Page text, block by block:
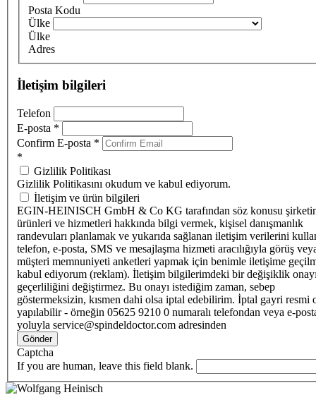
Posta Kodu
Ülke
Ülke
Adres
İletişim bilgileri
Telefon
E-posta *
Confirm E-posta *
*
Gizlilik Politikası
Gizlilik Politikasını okudum ve kabul ediyorum.
İletişim ve ürün bilgileri
EGIN-HEINISCH GmbH & Co KG tarafından söz konusu
ürünleri ve hizmetleri hakkında bilgi vermek, kişisel danışmanlık
randevuları planlamak ve yukarıda sağlanan iletişim verilerini
telefon, e-posta, SMS ve mesajlaşma hizmeti aracılığıyla görüş
müşteri memnuniyeti anketleri yapmak için benimle iletişime
kabul ediyorum (reklam). İletişim bilgilerimdeki bir değişiklik
geçerliliğini değiştirmez. Bu onayı istediğim zaman, sebep
göstermeksizin, kısmen dahi olsa iptal edebilirim. İptal gayri resmi
yapılabilir - örneğin 05625 9210 0 numaralı telefondan veya e-
yoluyla service@spindeldoctor.com adresinden
Gönder
Captcha
If you are human, leave this field blank.